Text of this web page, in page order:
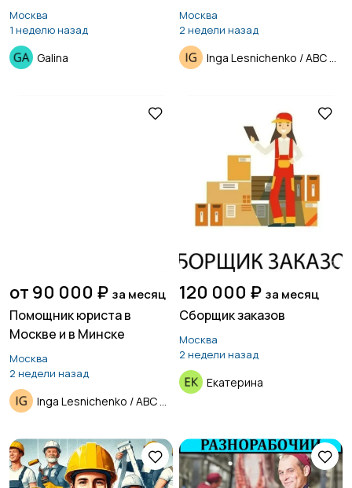
(Одинцово)
Москва
1 неделю назад
Galina
Москва
2 недели назад
от 90 000 ₽ за месяц
Помощник юриста в
Москве и в Минске
Москва
2 недели назад
120 000 ₽ за месяц
Сборщик заказов
Москва
2 недели назад
Екатерина